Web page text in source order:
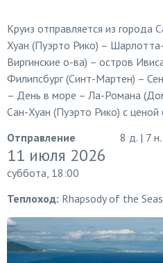
Круиз отправляется из города
Хуан (Пуэрто Рико) –
Виргинские о-ва) – остров
Филипсбург (Синт-Мартен) –
– День в море – Ла-Романа
Сан-Хуан (Пуэрто Рико) с
Отправление
11 июля 2026
суббота, 18:00
8 д. | 7 н.
Теплоход: Rhapsody of the Seas